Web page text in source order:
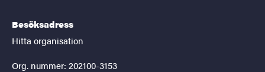
Besöksadress
Hitta organisation
Org. nummer: 202100-3153